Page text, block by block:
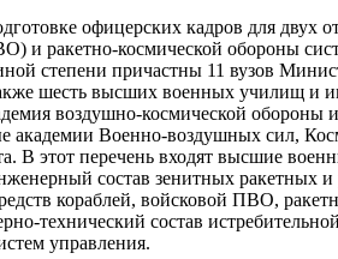
офицерских кадров для двух
и ракетно-космической обороны
степени причастны 11 вузов
шесть высших военных училищ и
воздушно-космической
академии Военно-воздушных сил,
В этот перечень входят высшие
состав зенитных ракетных
кораблей, войсковой ПВО,
технический состав
управления.